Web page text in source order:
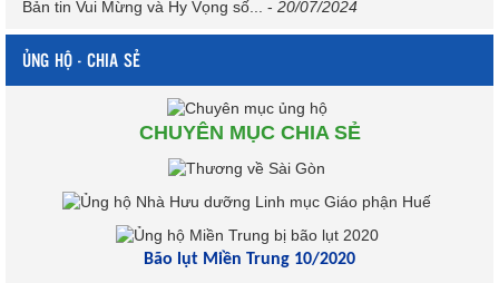
Bản tin Vui Mừng và Hy Vọng số...
- 20/07/2024
ỦNG HỘ - CHIA SẺ
CHUYÊN MỤC CHIA SẺ
Bão lụt Miền Trung 10/2020